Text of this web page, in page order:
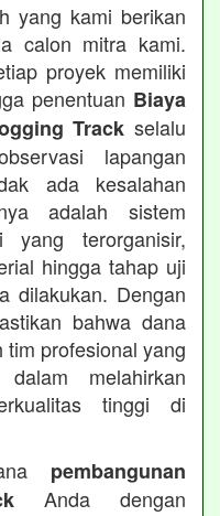
yang kami berikan
calon mitra kami.
proyek memiliki
penentuan Biaya
Track selalu
lapangan
ada kesalahan
adalah sistem
yang terorganisir,
hingga tahap uji
dilakukan. Dengan
bahwa dana
profesional yang
melahirkan
tinggi di
pembangunan
Anda dengan